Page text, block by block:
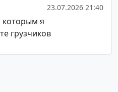
23.07.2026 21:40
которым я
грузчиков